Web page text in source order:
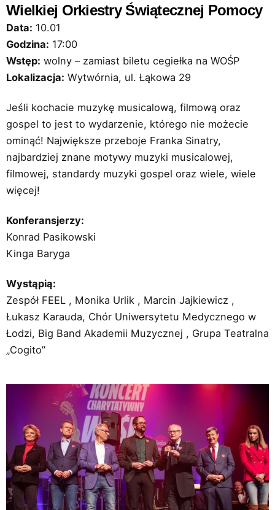
Wielkiej Orkiestry Świątecznej Pomocy
Data: 10.01
Godzina: 17:00
Wstęp: wolny – zamiast biletu cegiełka na WOŚP
Lokalizacja: Wytwórnia, ul. Łąkowa 29
Jeśli kochacie muzykę musicalową, filmową oraz
gospel to jest to wydarzenie, którego nie możecie
ominąć! Największe przeboje Franka Sinatry,
najbardziej znane motywy muzyki musicalowej,
filmowej, standardy muzyki gospel oraz wiele, wiele
więcej!
Konferansjerzy:
Konrad Pasikowski
Kinga Baryga
Wystąpią:
Zespół FEEL , Monika Urlik , Marcin Jajkiewicz ,
Łukasz Karauda, Chór Uniwersytetu Medycznego w
Łodzi, Big Band Akademii Muzycznej , Grupa Teatralna
„Cogito”